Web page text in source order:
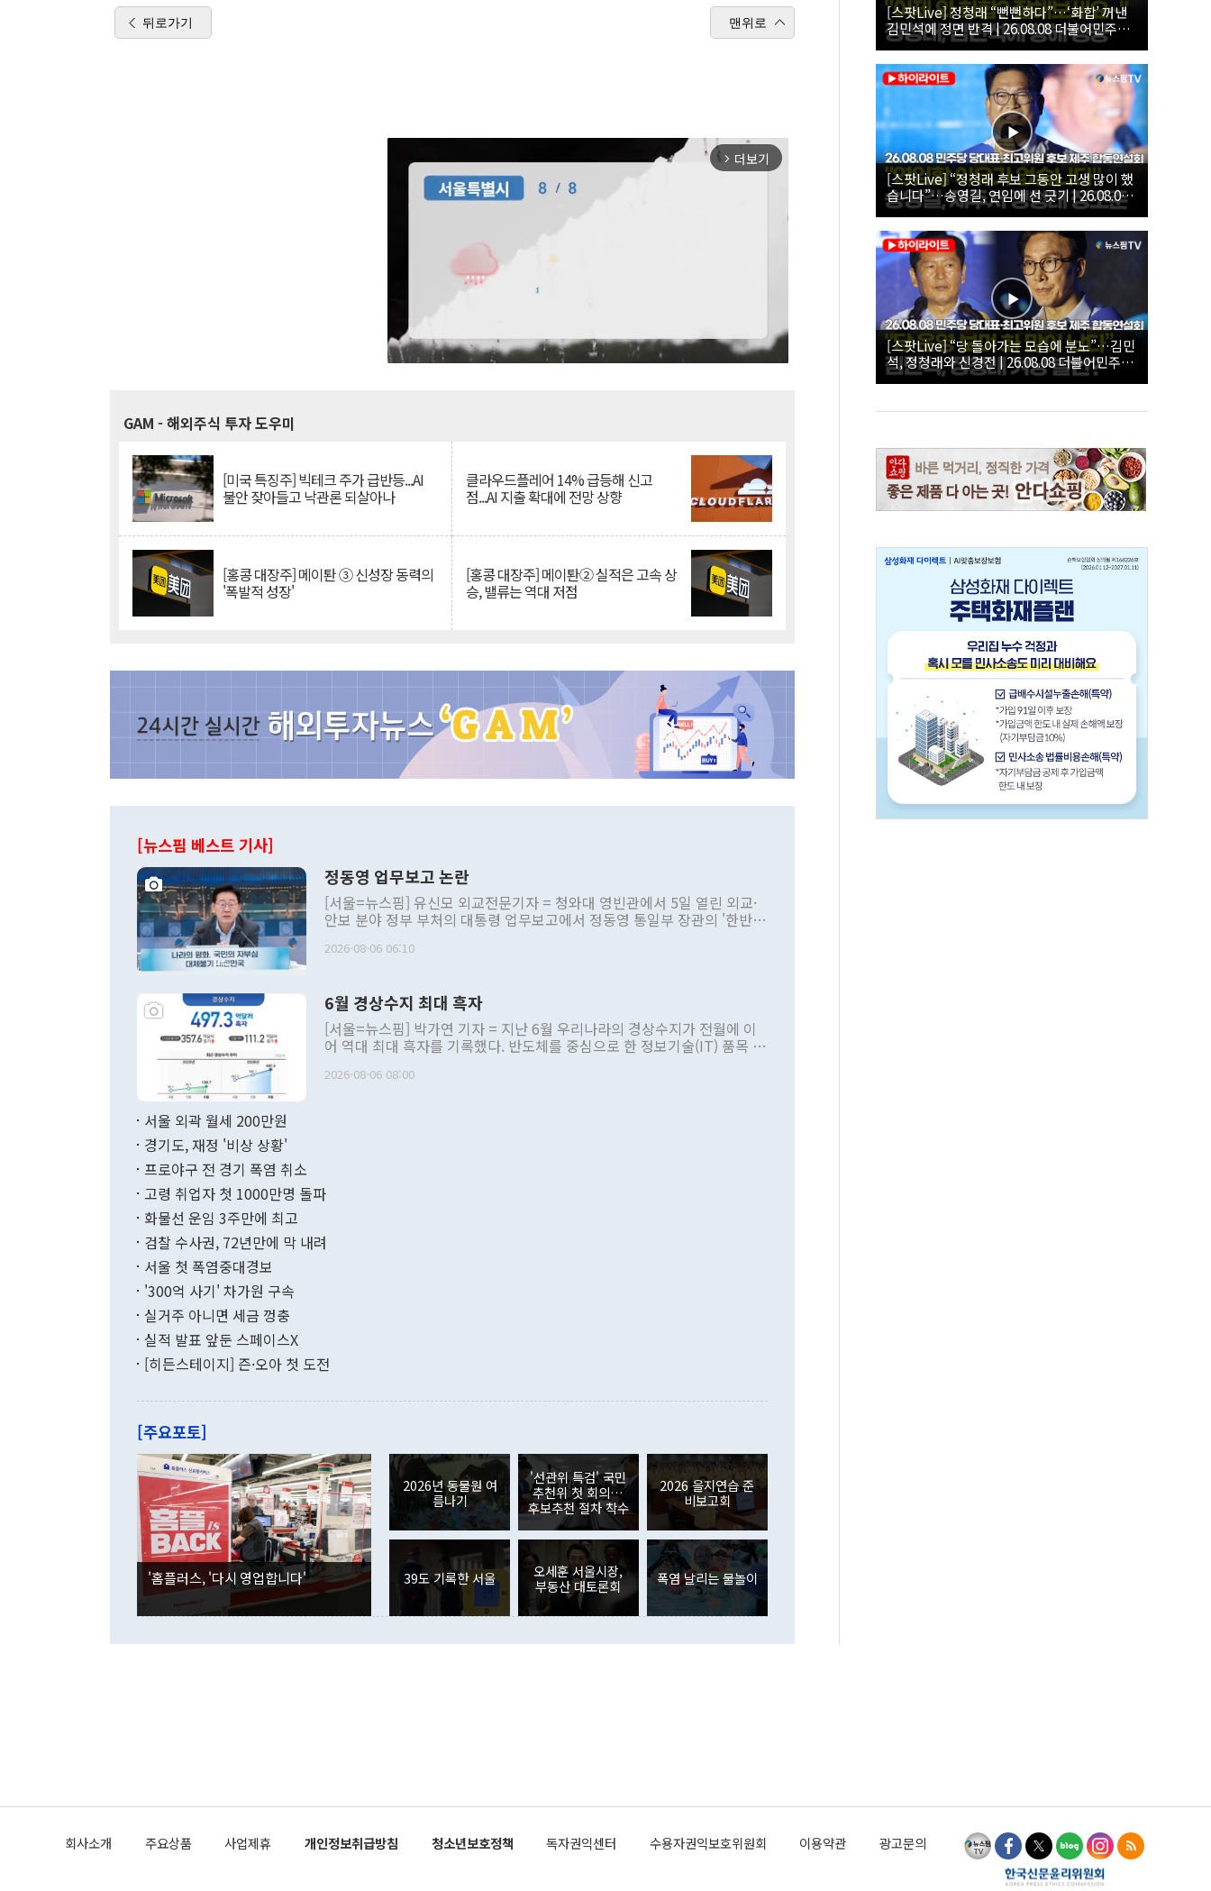
뒤로가기 맨위로
arrow_forward_ios 더보기
GAM - 해외주식 투자 도우미
[미국 특징주] 빅테크 주가 급반등...AI
불안 잦아들고 낙관론 되살아나
클라우드플레어 14% 급등해 신고
점...AI 지출 확대에 전망 상향
[홍콩 대장주] 메이퇀 ③ 신성장 동력의
'폭발적 성장'
[홍콩 대장주] 메이퇀② 실적은 고속 상
승, 밸류는 역대 저점
[뉴스핌 베스트 기사]
정동영 업무보고 논란
[서울=뉴스핌] 유신모 외교전문기자 = 청와대 영빈관에서 5일 열린 외교·
안보 분야 정부 부처의 대통령 업무보고에서 정동영 통일부 장관의 '한반도
발언 중에는 정부 내 조율을 거치지 않은 사안을 정책으로 추진하겠다고 공
주의적 희망에 근거한 비현실적 구상'이라는 비판을 내놨다. 그동안 정 장
관의 대북 정책 관련 발언이 물의를 빚은 적은 여러 번 있지만 대통령과 유
관 부처 장관이 공개적으로 부정적 입장을 표명한 것은 이례적이다. 정 장
관의 무리한 대북 접근법과 월권을 제어해야 한다는 목소리도 높아지고 있
다. [정동영 통일부 장관이 지난달 23일 오후 서울 종로구 정부서울청사에
무너졌다고도 했다. 또 "현 시점에서 흘러간 선(先)비핵화만 되뇌는 것은
함께 4자 대화의 동력을 확보하기 위해 최선을 다할 것"이라고 말했다. 하
"우리의 선의대로 하는 게 과연 한반도의 평화와 안정에 플러스냐, 결론적
관은 업무보고 사후 브리핑에서 정 장관이 언급한 '4자 회담'에 대해 "이상
이 9월 러시아 블라디보스토크에서 열리는 '동방경제포럼(EEF)'을 언급하
며 "정부 차원에서 (참석을) 검토하고 있다"고 발언한 데 대해서도 조 장관
은 "그것은 외교부의 몫"이라며 "아직 거기까지 진도가 나가지 않았다"고
잘랐다. 정 장관이 이날 소개한 대북 구상과 설명은 정부 내 조율을 거치지
않았다는 점에서 문제가 있다. 특히 주적 표현 대체와 국호 사용, 9·19 군
사합의 복원, 4자회담 추진 등은 통일부 장관이 결정할 사안이 아니어서 월
권이라는 지적이 나오고 있다. 이 대통령은 정 장관의 업무보고를 듣고 난
뒤 "여기 업무보고에 발표했다고 승인난 건 아니다"라고 재차 확인했다. 정
부의 한 소식통은 "정 장관의 발언 내용은 대부분 국가안전보장회의(NSC)
를 거쳐 결정된 사안이 아닌 정 장관의 개인적 생각에 가깝다"며 "안보 관
련 부처 장관이 정부의 공식 정책이 아닌 사안을 추진하겠다고 업무보고를
하고 대통령의 면전에서 '국군통수권자가 나서야 한다'고 주장한 것은 심각
이나 미국은 북한에 선비핵화를 공식적으로 요구한 적이 없기 때문이다. 지
공하는 방식으로 이뤄졌다. 1994년 북·미 제네바 기본합의는 핵시설 동결
2026-08-06 06:10
6월 경상수지 최대 흑자
[서울=뉴스핌] 박가연 기자 = 지난 6월 우리나라의 경상수지가 전월에 이
어 역대 최대 흑자를 기록했다. 반도체를 중심으로 한 정보기술(IT) 품목 수
료=한국은행] 한국은행이 6일 발표한 '2026년 6월 국제수지(잠정)'에 따르
며 월간 기준 처음으로 1000억달러를 넘어섰다. 상품수입은 644억8000만
196.9% 급증했고 컴퓨터·주변기기(SSD)는 282.7% 증가했다. IT 품목
수출은 160.4% 늘었으며 비IT 품목도 ▲석유제품(47.5%) ▲화공품
기록했지만 지식재산권사용료수지는 전월 흑자에서 4억4000만달러 적자
로 전환됐다. 본원소득수지는 배당소득을 중심으로 32억7000만달러 흑자
는 배당수입이 늘어난 데다 전월 분기배당에 따른 기저효과로 배당지급이
였던 올해 3월(369억9000만달러)을 넘어선 것이다. 직접투자에서는 내국
인의 해외투자가 80억1000만달러, 외국인의 국내투자가 46억3000만달러
각각 증가했다. 증권투자에서는 외국인의 국내 주식 매도세가 이어졌다. 외
국인의 국내 주식 투자는 차익실현 매도 등의 영향으로 316억1000만달러
감소하며 전월(-310억5000만달러)에 이어 역대 최대 순매도 기록을 다시
경신했다. 외국인의 국내 채권투자는 세계국채지수(WGBI) 자금 유입에도
분기 말 만기도래 영향으로 증가 폭이 줄어든 52억9000만달러를 기록했
다. 내국인의 해외 증권투자는 주식을 중심으로 35억6000만달러 증가했
다. eoyn2@newspim.com
2026-08-06 08:00
서울 외곽 월세 200만원
경기도, 재정 '비상 상황'
프로야구 전 경기 폭염 취소
고령 취업자 첫 1000만명 돌파
화물선 운임 3주만에 최고
검찰 수사권, 72년만에 막 내려
서울 첫 폭염중대경보
'300억 사기' 차가원 구속
실거주 아니면 세금 껑충
실적 발표 앞둔 스페이스X
[히든스테이지] 즌·오아 첫 도전
[주요포토]
'홈플러스, '다시 영업합니다'
2026년 동물원 여
름나기
'선관위 특검' 국민
추천위 첫 회의…
후보추천 절차 착수
2026 을지연습 준
비보고회
39도 기록한 서울
오세훈 서울시장,
부동산 대토론회
폭염 날리는 물놀이
[스팟Live] 정청래 “뻔뻔하다”…‘화합’ 꺼낸
김민석에 정면 반격 | 26.08.08 더불어민주당
당대표·최고위원 후보 제주 합동연설회
[스팟Live] “정청래 후보 그동안 고생 많이 했
습니다”…송영길, 연임에 선 긋기 | 26.08.08
더불어민주당 당대표·최고위원 후보 제주 합
동연설회
[스팟Live] “당 돌아가는 모습에 분노”…김민
석, 정청래와 신경전 | 26.08.08 더불어민주당
당대표·최고위원 후보 제주 합동연설회
회사소개 주요상품 사업제휴 개인정보취급방침 청소년보호정책 독자권익센터 수용자권익보호위원회 이용약관 광고문의